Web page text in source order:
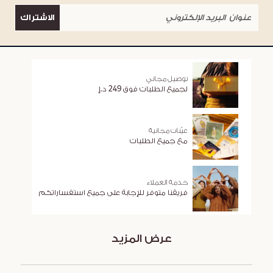
الاشتراك
توصيل مجاني
لجميع الطلبات فوق 249 د.إ
عيّنات مجانية
مع جميع الطلبات
خدمة العملاء
فريقنا متوفر للإجابة على جميع استفساراتكم
عرض المزيد